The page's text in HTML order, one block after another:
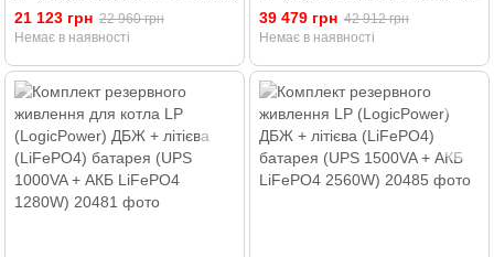
(LiFePO4) батарея (UPS 1500VA
+ АКБ LiFePO4 1280W)
21 123 грн 22 960 грн
Немає в наявності
(LiFePO4) батарея (UPS 1000VA
+ АКБ LiFePO4 2560W)
39 479 грн 42 912 грн
Немає в наявності